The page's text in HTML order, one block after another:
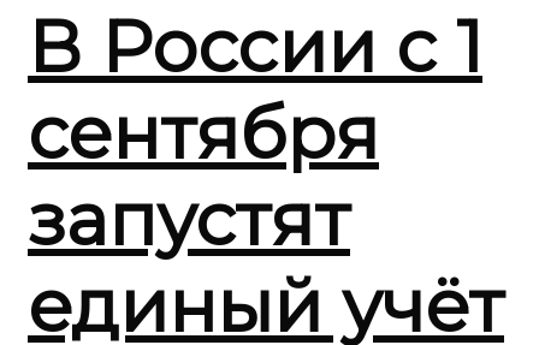
В России с 1
сентября
запустят
единый учёт